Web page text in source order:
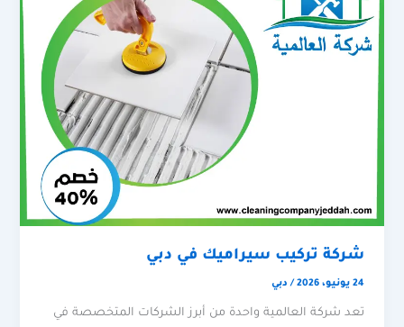
شركة تركيب سيراميك في دبي
24 يونيو، 2026 / دبي
تعد شركة العالمية واحدة من أبرز الشركات المتخصصة في